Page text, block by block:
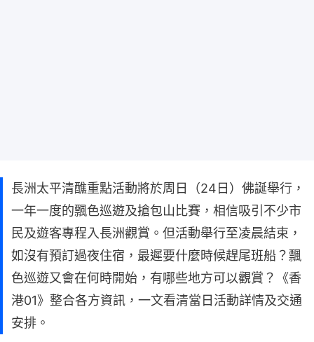
長洲太平清醮重點活動將於周日（24日）佛誕舉行，
一年一度的飄色巡遊及搶包山比賽，相信吸引不少市
民及遊客專程入長洲觀賞。但活動舉行至凌晨結束，
如沒有預訂過夜住宿，最遲要什麼時候趕尾班船？飄
色巡遊又會在何時開始，有哪些地方可以觀賞？《香
港01》整合各方資訊，一文看清當日活動詳情及交通
安排。